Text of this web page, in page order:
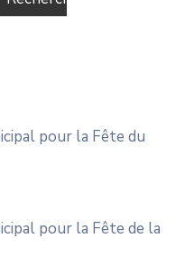
pour la Fête du
pour la Fête de la